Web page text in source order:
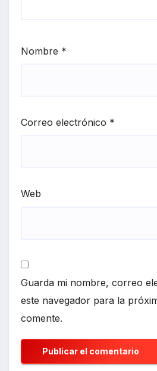
Nombre *
Correo electrónico *
Web
Guarda mi nombre, correo
este navegador para la
comente.